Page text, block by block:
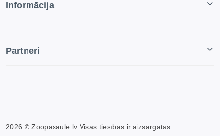
Informācija
Partneri
2026 © Zoopasaule.lv Visas tiesības ir aizsargātas.